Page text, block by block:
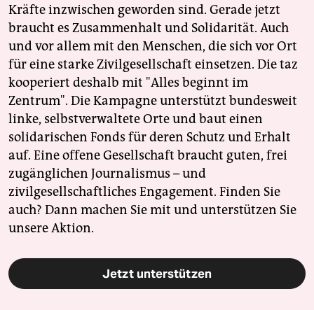
Kräfte inzwischen geworden sind. Gerade jetzt
braucht es Zusammenhalt und Solidarität. Auch
und vor allem mit den Menschen, die sich vor Ort
für eine starke Zivilgesellschaft einsetzen. Die taz
kooperiert deshalb mit "Alles beginnt im
Zentrum". Die Kampagne unterstützt bundesweit
linke, selbstverwaltete Orte und baut einen
solidarischen Fonds für deren Schutz und Erhalt
auf. Eine offene Gesellschaft braucht guten, frei
zugänglichen Journalismus – und
zivilgesellschaftliches Engagement. Finden Sie
auch? Dann machen Sie mit und unterstützen Sie
unsere Aktion.
Jetzt unterstützen